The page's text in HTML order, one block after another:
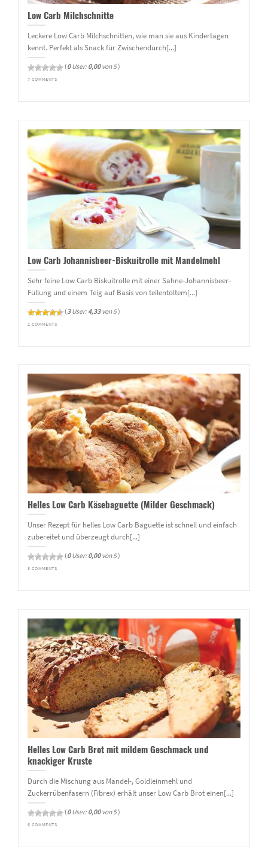
Low Carb Milchschnitte
Leckere Low Carb Milchschnitten, wie man sie aus Kindertagen
kennt. Perfekt als Snack für Zwischendurch[...]
(0User: 0,00von 5)
7 COMMENTS
Low Carb Johannisbeer-Biskuitrolle mit Mandelmehl
Sehr feine Low Carb Biskuitrolle mit einer Sahne-Johannisbeer-
Füllung und einem Teig auf Basis von teilentöltem[...]
(3User:4,33von 5)
2 COMMENTS
Helles Low Carb Käsebaguette (Milder Geschmack)
Unser Rezept für helles Low Carb Baguette ist schnell und einfach
zubereitet und überzeugt durch[...]
(0User: 0,00von 5)
3 COMMENTS
Helles Low Carb Brot mit mildem Geschmack und
knackiger Kruste
Durch die Mischung aus Mandel-, Goldleinmehl und
Zuckerrübenfasern (Fibrex) erhält unser Low Carb Brot einen[...]
(0User: 0,00von 5)
6 COMMENTS